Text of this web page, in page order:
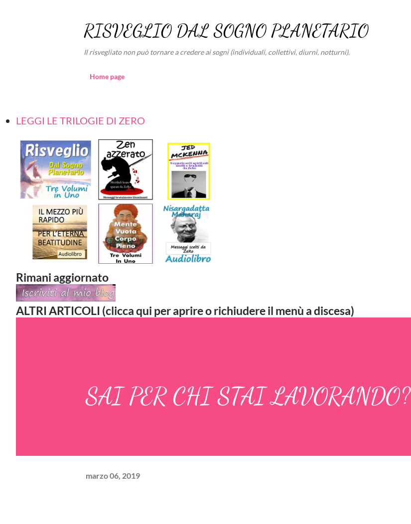
RISVEGLIO DAL SOGNO PLANETARIO
Il risvegliato non può tornare a credere ai sogni (individuali, collettivi, diurni, notturni).
Home page
LEGGI LE TRILOGIE DI ZERO
Rimani aggiornato
ALTRI ARTICOLI (clicca qui per aprire o richiudere il menù a discesa)
SAI PER CHI STAI LAVORANDO?
marzo 06, 2019